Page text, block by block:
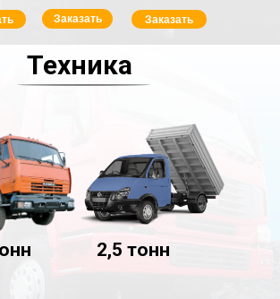
Заказать Заказать
Техника
2,5 тонн